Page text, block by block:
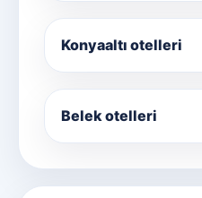
Konyaaltı otelleri
Belek otelleri